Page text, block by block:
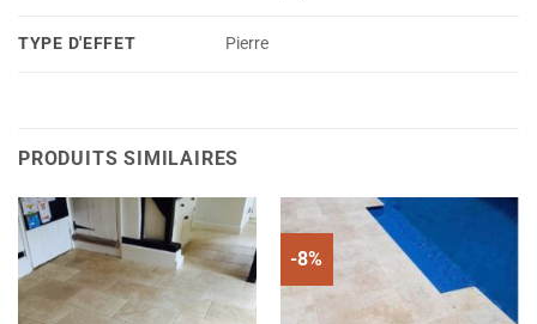
TYPE D'EFFET Pierre
PRODUITS SIMILAIRES
-8%